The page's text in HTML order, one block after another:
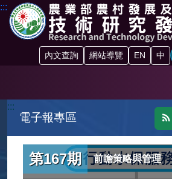
跳到主要內容區塊
內文查詢 網站導覽 EN 中
:::
電子報專區
:::
第167期 前瞻策略與管理